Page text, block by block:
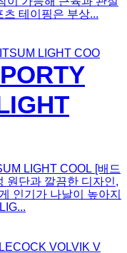
테이핑은 부상...
LIGHT COOL [배드
원단과 깔끔한 디자인,
인기가 나날이 높아지